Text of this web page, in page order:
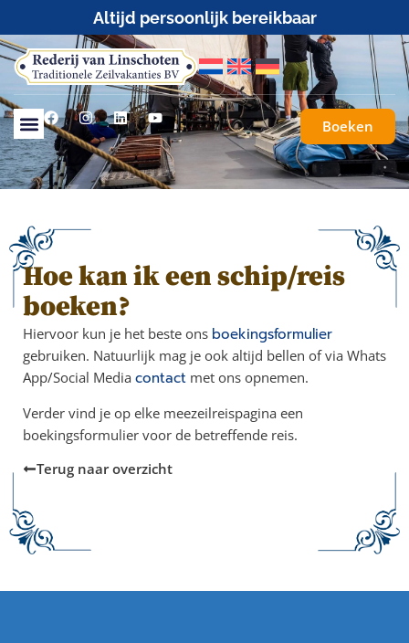
Altijd persoonlijk bereikbaar
Boeken
Hoe kan ik een schip/reis
boeken?
Hiervoor kun je het beste ons boekingsformulier
gebruiken. Natuurlijk mag je ook altijd bellen of via Whats
App/Social Media contact met ons opnemen.
Verder vind je op elke meezeilreispagina een
boekingsformulier voor de betreffende reis.
Terug naar overzicht